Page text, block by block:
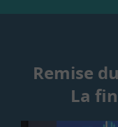
Remise
La